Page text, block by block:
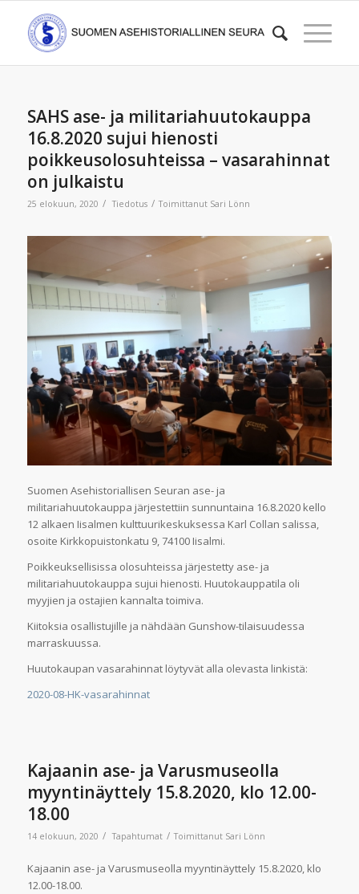
SAHS ase- ja militariahuutokauppa
16.8.2020 sujui hienosti
poikkeusolosuhteissa – vasarahinnat
on julkaistu
25 elokuun, 2020 / Tiedotus / Toimittanut Sari Lönn
Suomen Asehistoriallisen Seuran ase- ja
militariahuutokauppa järjestettiin sunnuntaina 16.8.2020 kello
12 alkaen Iisalmen kulttuurikeskuksessa Karl Collan salissa,
osoite Kirkkopuistonkatu 9, 74100 Iisalmi.
Poikkeuksellisissa olosuhteissa järjestetty ase- ja
militariahuutokauppa sujui hienosti. Huutokauppatila oli
myyjien ja ostajien kannalta toimiva.
Kiitoksia osallistujille ja nähdään Gunshow-tilaisuudessa
marraskuussa.
Huutokaupan vasarahinnat löytyvät alla olevasta linkistä:
2020-08-HK-vasarahinnat
Kajaanin ase- ja Varusmuseolla
myyntinäyttely 15.8.2020, klo 12.00-
18.00
14 elokuun, 2020 / Tapahtumat / Toimittanut Sari Lönn
Kajaanin ase- ja Varusmuseolla myyntinäyttely 15.8.2020, klo
12.00-18.00.